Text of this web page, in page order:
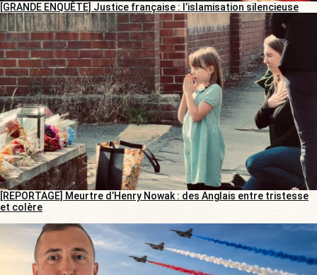
[GRANDE ENQUÊTE] Justice française : l’islamisation silencieuse
[REPORTAGE] Meurtre d’Henry Nowak : des Anglais entre tristesse
et colère